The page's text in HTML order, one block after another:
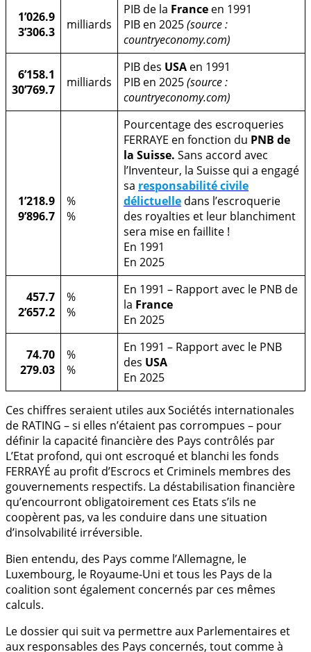
1’026.9
3’306.3
milliards
PIB de la France en 1991
PIB en 2025(source :
countryeconomy.com)
6’158.1
30’769.7
milliards
PIB des USA en 1991
PIB en 2025(source :
countryeconomy.com)
1’218.9
9’896.7
%
%
Pourcentage des escroqueries
FERRAYE en fonction du PNB de
la Suisse. Sans accord avec
l’Inventeur, la Suisse qui a engagé
sa responsabilité civile
délictuelle dans l’escroquerie
des royalties et leur blanchiment
sera mise en faillite !
En 1991
En 2025
457.7
2’657.2
%
%
En 1991 – Rapport avec le PNB de
la France
En 2025
74.70
279.03
%
%
En 1991 – Rapport avec le PNB
des USA
En 2025
Ces chiffres seraient utiles aux Sociétés internationales
de RATING – si elles n’étaient pas corrompues – pour
définir la capacité financière des Pays contrôlés par
L’Etat profond, qui ont escroqué et blanchi les fonds
FERRAYÉ au profit d’Escrocs et Criminels membres des
gouvernements respectifs. La déstabilisation financière
qu’encourront obligatoirement ces Etats s’ils ne
coopèrent pas, va les conduire dans une situation
d’insolvabilité irréversible.
Bien entendu, des Pays comme l’Allemagne, le
Luxembourg, le Royaume-Uni et tous les Pays de la
coalition sont également concernés par ces mêmes
calculs.
Le dossier qui suit va permettre aux Parlementaires et
aux responsables des Pays concernés, tout comme à